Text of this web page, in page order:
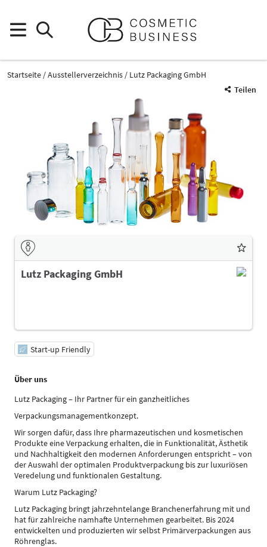
Startseite Ausstellerverzeichnis
Lutz Packaging GmbH
Teilen
Lutz Packaging GmbH
Start-up Friendly
Über uns
Lutz Packaging – Ihr Partner für ein ganzheitliches
Verpackungsmanagementkonzept.
Wir sorgen dafür, dass Ihre pharmazeutischen und kosmetischen
Produkte eine Verpackung erhalten, die in Funktionalität, Ästhetik
und Nachhaltigkeit den modernen Anforderungen entspricht – von
der Auswahl der optimalen Produktverpackung bis zur luxuriösen
Veredelung und funktionalen Gestaltung.
Warum Lutz Packaging?
Lutz Packaging bringt jahrzehntelange Branchenerfahrung mit und
hat für zahlreiche namhafte Unternehmen gearbeitet. Bis 2024
entwickelten und produzierten wir selbst Primärverpackungen aus
Röhrenglas.